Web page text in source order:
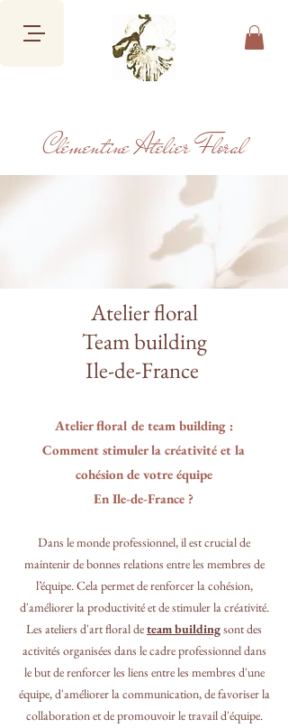
Clémentine Atelier Floral
Atelier floral
Team building
Ile-de-France
Atelier floral de team building :
Comment stimuler la créativité et la
cohésion de votre équipe
En Ile-de-France ?
Dans le monde professionnel, il est crucial de
maintenir de bonnes relations entre les membres de
l’équipe. Cela permet de renforcer la cohésion,
d'améliorer la productivité et de stimuler la créativité.
Les ateliers d'art floral deteam buildingsont des
activités organisées dans le cadre professionnel dans
le but de renforcer les liens entre les membres d'une
équipe, d'améliorer la communication, de favoriser la
collaboration et de promouvoir le travail d'équipe.